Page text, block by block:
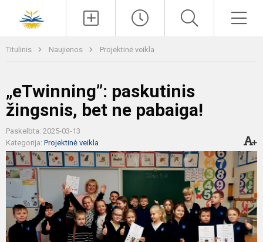
Titulinis Naujienos Projektinė veikla
„eTwinning”: paskutinis
žingsnis, bet ne pabaiga!
Paskelbta: 2025-03-13
Kategorija: Projektinė veikla